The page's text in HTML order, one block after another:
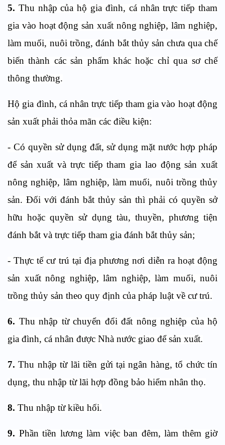
5. Thu nhập của hộ gia đình, cá nhân trực tiếp tham
gia vào hoạt động sản xuất nông nghiệp, lâm nghiệp,
làm muối, nuôi trồng, đánh bắt thủy sản chưa qua chế
biến thành các sản phẩm khác hoặc chỉ qua sơ chế
thông thường.
Hộ gia đình, cá nhân trực tiếp tham gia vào hoạt động
sản xuất phải thỏa mãn các điều kiện:
- Có quyền sử dụng đất, sử dụng mặt nước hợp pháp
để sản xuất và trực tiếp tham gia lao động sản xuất
nông nghiệp, lâm nghiệp, làm muối, nuôi trồng thủy
sản. Đối với đánh bắt thủy sản thì phải có quyền sở
hữu hoặc quyền sử dụng tàu, thuyền, phương tiện
đánh bắt và trực tiếp tham gia đánh bắt thủy sản;
- Thực tế cư trú tại địa phương nơi diễn ra hoạt động
sản xuất nông nghiệp, lâm nghiệp, làm muối, nuôi
trồng thủy sản theo quy định của pháp luật về cư trú.
6. Thu nhập từ chuyển đổi đất nông nghiệp của hộ
gia đình, cá nhân được Nhà nước giao để sản xuất.
7. Thu nhập từ lãi tiền gửi tại ngân hàng, tổ chức tín
dụng, thu nhập từ lãi hợp đồng bảo hiểm nhân thọ.
8. Thu nhập từ kiều hối.
9. Phần tiền lương làm việc ban đêm, làm thêm giờ